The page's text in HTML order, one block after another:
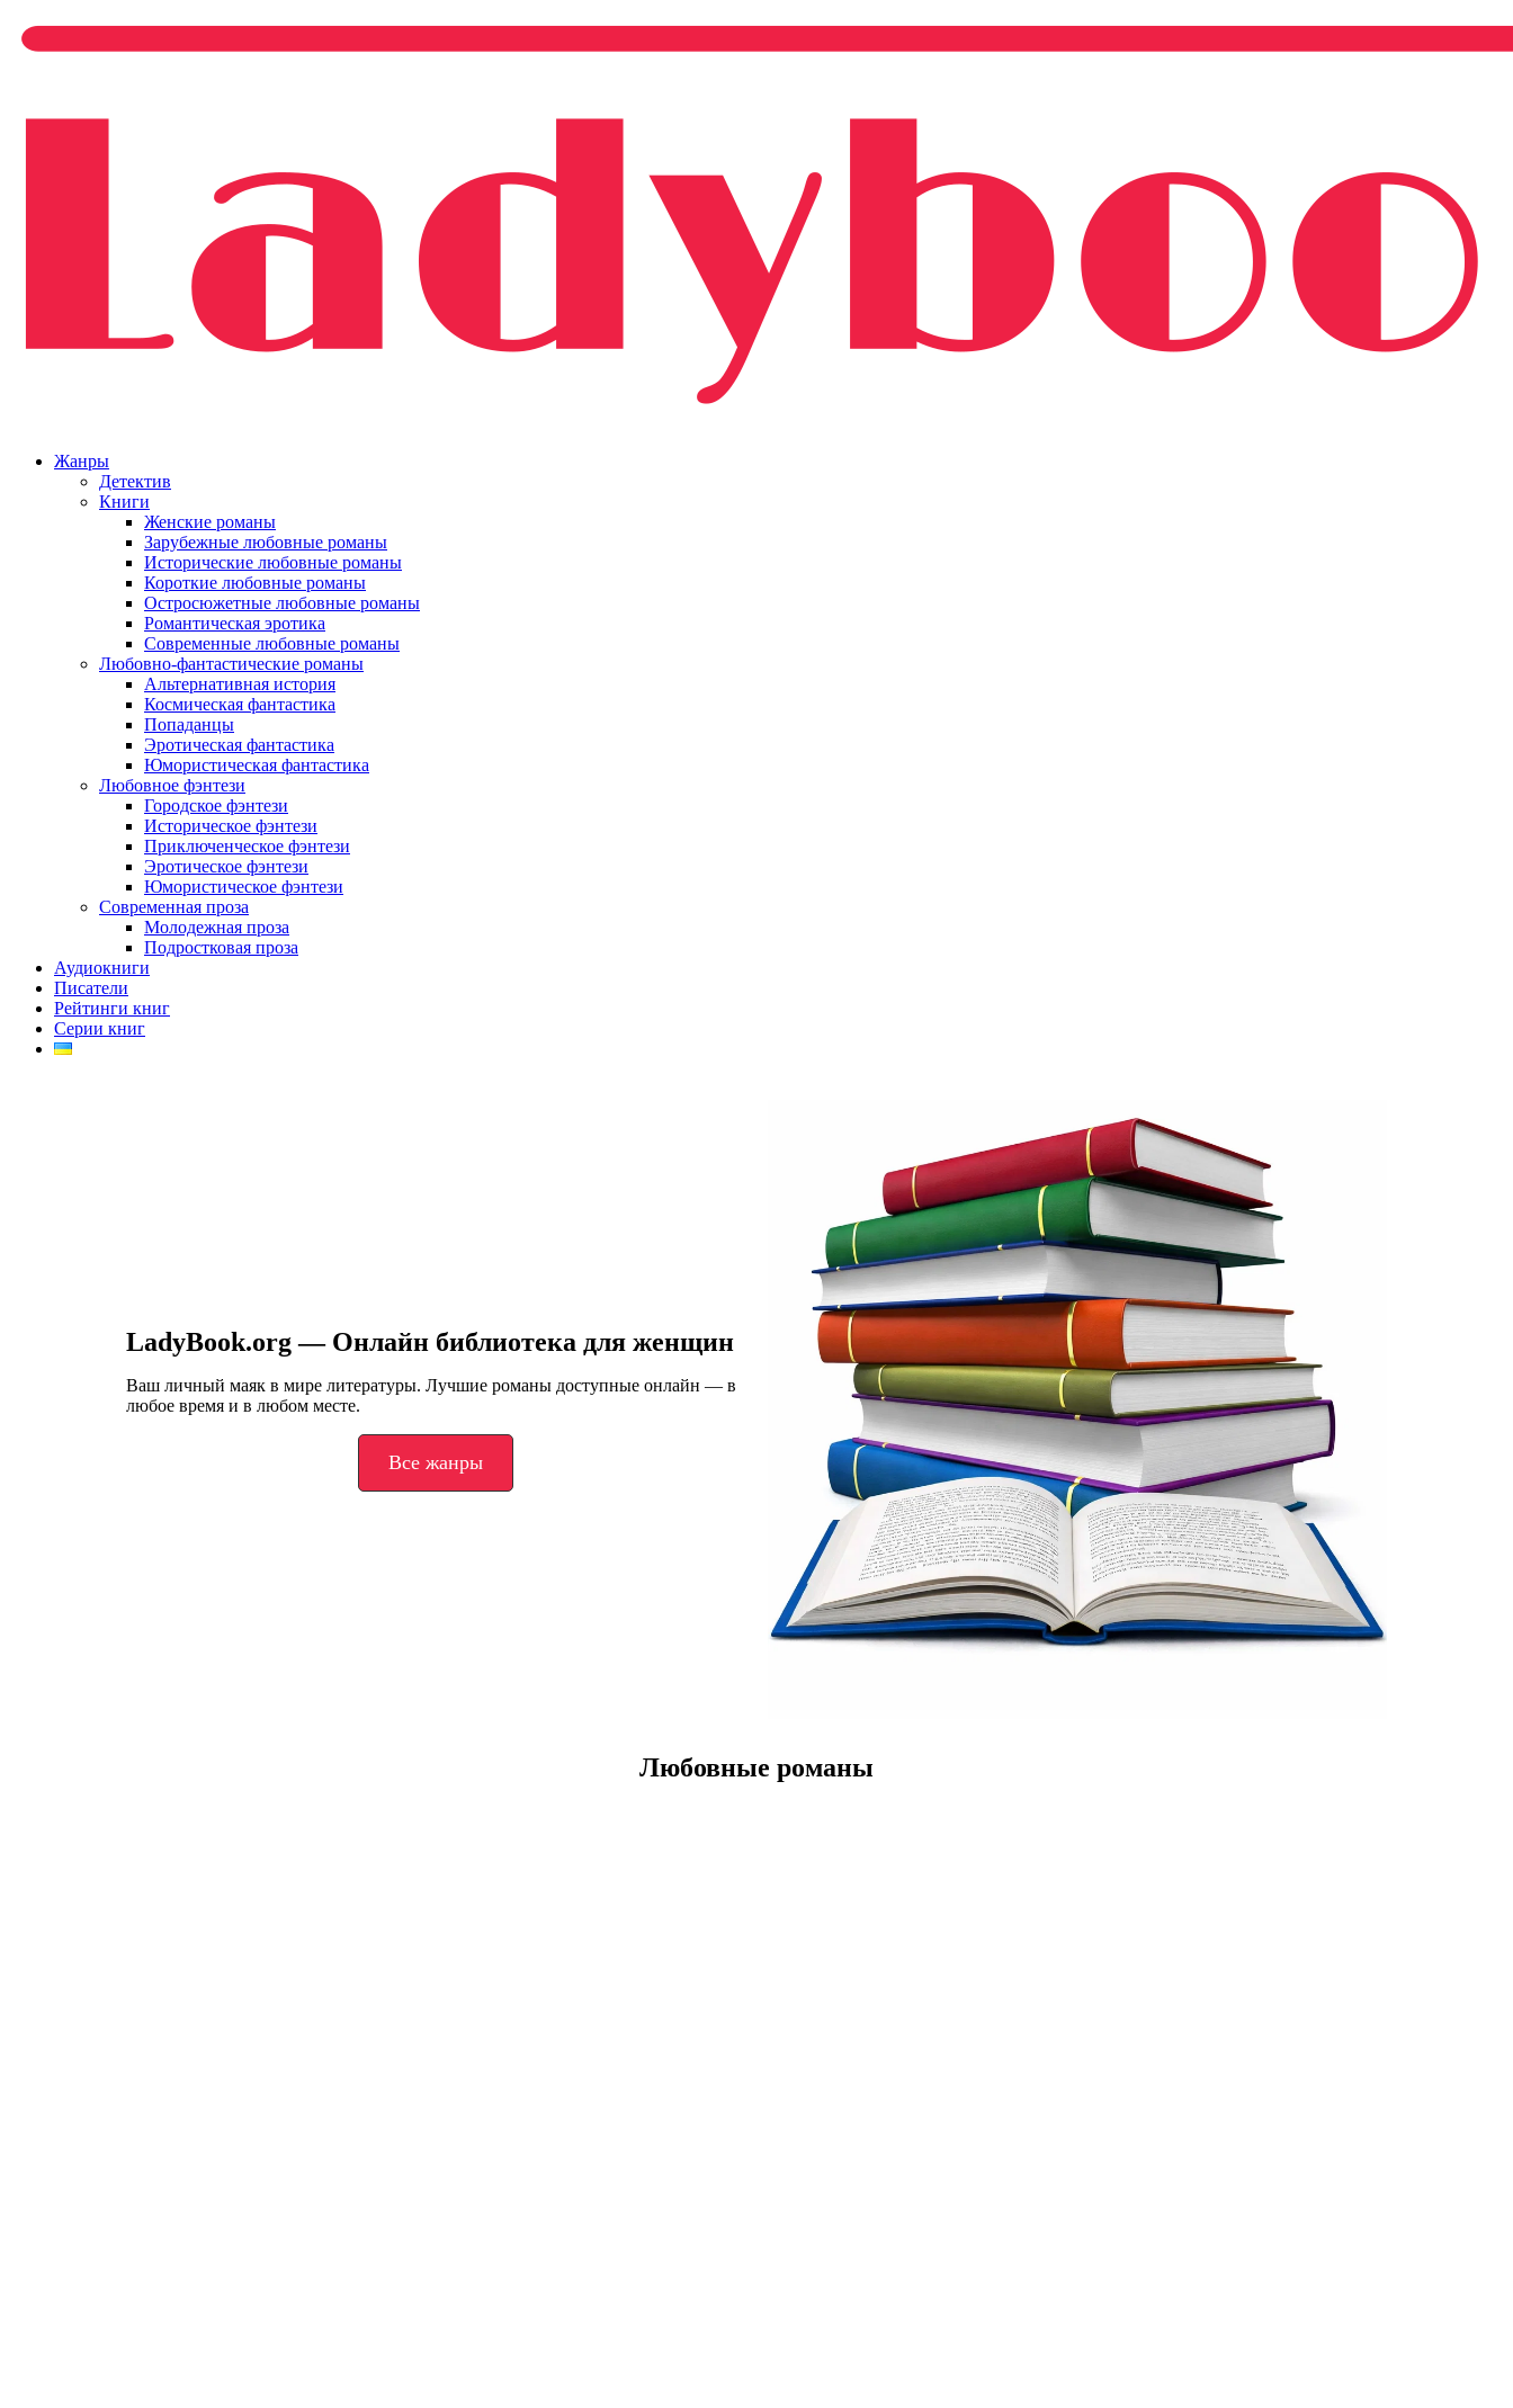
Жанры
Детектив
Книги
Женские романы
Зарубежные любовные романы
Исторические любовные романы
Короткие любовные романы
Остросюжетные любовные романы
Романтическая эротика
Современные любовные романы
Любовно-фантастические романы
Альтернативная история
Космическая фантастика
Попаданцы
Эротическая фантастика
Юмористическая фантастика
Любовное фэнтези
Городское фэнтези
Историческое фэнтези
Приключенческое фэнтези
Эротическое фэнтези
Юмористическое фэнтези
Современная проза
Молодежная проза
Подростковая проза
Аудиокниги
Писатели
Рейтинги книг
Серии книг
LadyBook.org — Онлайн библиотека для женщин
Ваш личный маяк в мире литературы. Лучшие романы доступные онлайн — в
любое время и в любом месте.
Все жанры
Любовные романы